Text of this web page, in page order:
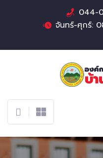
044-
จันทร์-ศุกร์: